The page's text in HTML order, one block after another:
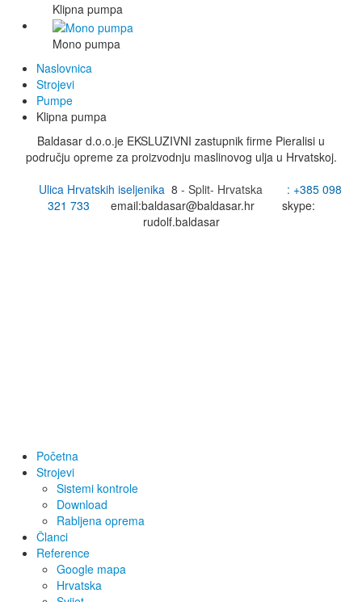
Klipna pumpa
Mono pumpa
Naslovnica
Strojevi
Pumpe
Klipna pumpa
Baldasar d.o.o.je EKSLUZIVNI zastupnik firme Pieralisi u
području opreme za proizvodnju maslinovog ulja u Hrvatskoj.
Ulica Hrvatskih iseljenika 8 - Split- Hrvatska : +385 098
321 733
email:baldasar@baldasar.hr
skype:
rudolf.baldasar
Početna
Strojevi
Sistemi kontrole
Download
Rabljena oprema
Članci
Reference
Google mapa
Hrvatska